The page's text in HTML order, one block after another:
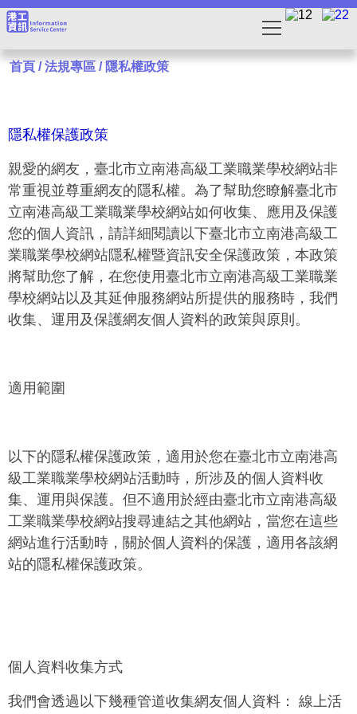
首頁 /法規專區 / 隱私權政策
隱私權保護政策
親愛的網友，臺北市立南港高級工業職業學校網站非
常重視並尊重網友的隱私權。為了幫助您瞭解臺北市
立南港高級工業職業學校網站如何收集、應用及保護
您的個人資訊，請詳細閱讀以下臺北市立南港高級工
業職業學校網站隱私權暨資訊安全保護政策，本政策
將幫助您了解，在您使用臺北市立南港高級工業職業
學校網站以及其延伸服務網站所提供的服務時，我們
收集、運用及保護網友個人資料的政策與原則。
適用範圍
以下的隱私權保護政策，適用於您在臺北市立南港高
級工業職業學校網站活動時，所涉及的個人資料收
集、運用與保護。但不適用於經由臺北市立南港高級
工業職業學校網站搜尋連結之其他網站，當您在這些
網站進行活動時，關於個人資料的保護，適用各該網
站的隱私權保護政策。
個人資料收集方式
我們會透過以下幾種管道收集網友個人資料：
線上活